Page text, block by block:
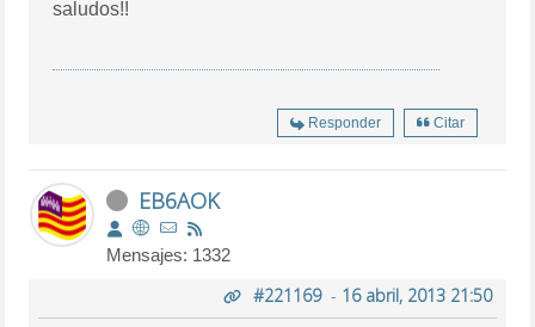
saludos!!
Responder Citar
EB6AOK
Mensajes: 1332
#221169- 16 abril, 2013 21:50